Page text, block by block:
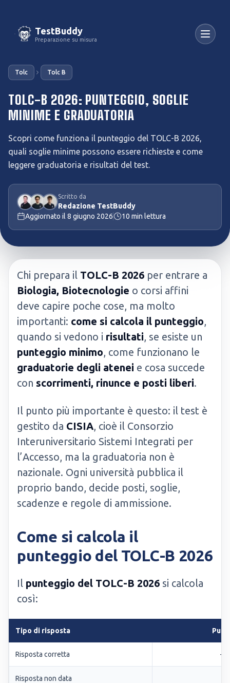
TestBuddy
Preparazione su misura
Tolc Tolc B
TOLC-B 2026: PUNTEGGIO, SOGLIE
MINIME E GRADUATORIA
Scopri come funziona il punteggio del TOLC-B 2026,
quali soglie minime possono essere richieste e come
leggere graduatoria e risultati del test.
Scritto da
Redazione TestBuddy
Aggiornato il 8 giugno 2026 10 min lettura
Chi prepara il TOLC-B 2026 per entrare a
Biologia, Biotecnologie o corsi affini
deve capire poche cose, ma molto
importanti: come si calcola il punteggio,
quando si vedono i risultati, se esiste un
punteggio minimo, come funzionano le
graduatorie degli atenei e cosa succede
con scorrimenti, rinunce e posti liberi.
Il punto più importante è questo: il test è
gestito da CISIA, cioè il Consorzio
Interuniversitario Sistemi Integrati per
l’Accesso, ma la graduatoria non è
nazionale. Ogni università pubblica il
proprio bando, decide posti, soglie,
scadenze e regole di ammissione.
Come si calcola il
punteggio del TOLC-B 2026
Il punteggio del TOLC-B 2026 si calcola
così:
Tipo di risposta
Risposta corretta +1
Risposta non data